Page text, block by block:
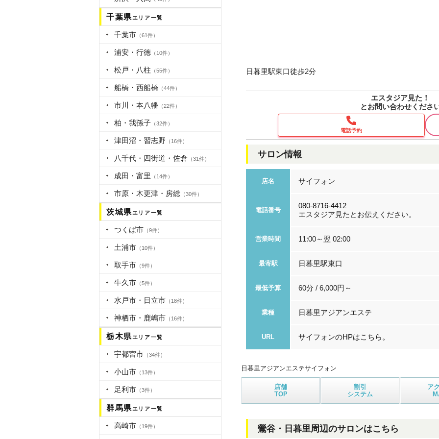
日暮里駅東口徒歩2分
エスタジア見た！
とお問い合わせくださ
電話予約
サロン情報
店名 サイフォン
電話番号
080-8716-4412
エスタジア見たとお伝えください。
営業時間 11:00～翌 02:00
最寄駅 日暮里駅東口
最低予算 60分 / 6,000円～
業種 日暮里アジアンエステ
URL サイフォンのHPはこちら。
日暮里アジアンエステサイフォン
店舗
TOP
割引
システム
ア
鶯谷・日暮里周辺のサロンはこちら
千葉県 エリア一覧
千葉市 （61件）
浦安・行徳 （10件）
松戸・八柱 （55件）
船橋・西船橋 （44件）
市川・本八幡 （22件）
柏・我孫子 （32件）
津田沼・習志野 （16件）
八千代・四街道・佐倉 （31件）
成田・富里 （14件）
市原・木更津・房総 （30件）
茨城県 エリア一覧
つくば市 （9件）
土浦市 （10件）
取手市 （9件）
牛久市 （5件）
水戸市・日立市 （18件）
神栖市・鹿嶋市 （16件）
栃木県 エリア一覧
宇都宮市 （34件）
小山市 （13件）
足利市 （3件）
群馬県 エリア一覧
高崎市 （19件）